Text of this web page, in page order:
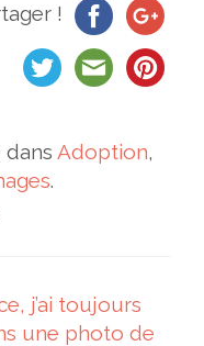
!
Adoption,
.
j’ai toujours
une photo de